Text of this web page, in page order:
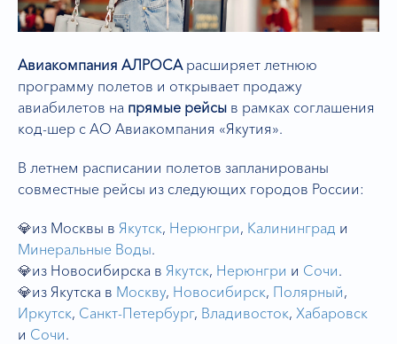
Авиакомпания АЛРОСАрасширяет летнюю
программу полетов и открывает продажу
авиабилетов на прямые рейсы в рамках соглашения
код-шер с АО Авиакомпания «Якутия».
В летнем расписании полетов запланированы
совместные рейсы из следующих городов России:
💎из Москвы в Якутск, Нерюнгри, Калининград и
Минеральные Воды.
💎из Новосибирска в Якутск, Нерюнгри и Сочи.
💎из Якутска в Москву, Новосибирск, Полярный,
Иркутск, Санкт-Петербург, Владивосток, Хабаровск
и Сочи.